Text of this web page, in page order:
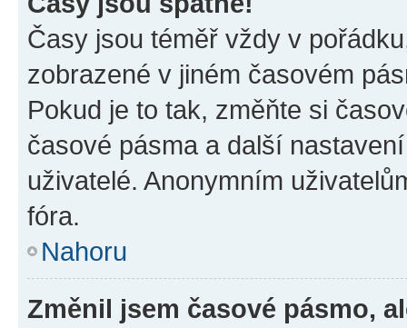
Časy jsou téměř vždy v
zobrazené v jiném časovém
Pokud je to tak, změňte si
časové pásma a další
uživatelé. Anonymním
fóra.
Nahoru
Změnil jsem časové pásmo,